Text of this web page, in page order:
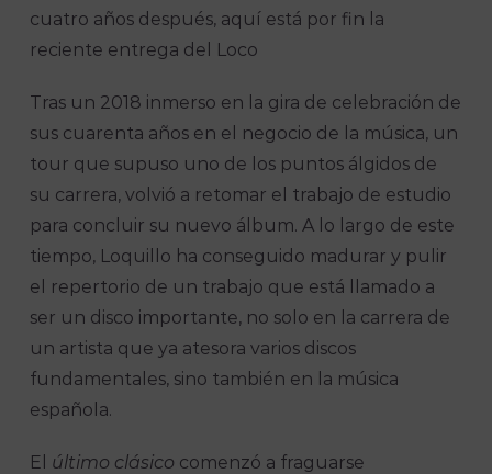
cuatro años después, aquí está por fin la
reciente entrega del Loco
Tras un 2018 inmerso en la gira de celebración de
sus cuarenta años en el negocio de la música, un
tour que supuso uno de los puntos álgidos de
su carrera, volvió a retomar el trabajo de estudio
para concluir su nuevo álbum. A lo largo de este
tiempo, Loquillo ha conseguido madurar y pulir
el repertorio de un trabajo que está llamado a
ser un disco importante, no solo en la carrera de
un artista que ya atesora varios discos
fundamentales, sino también en la música
española.
El último clásico comenzó a fraguarse